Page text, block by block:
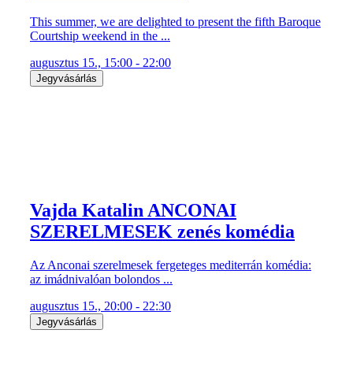
This summer, we are delighted to present the fifth Baroque
Courtship weekend in the ...
augusztus 15., 15:00 - 22:00
Jegyvásárlás
Vajda Katalin ANCONAI
SZERELMESEK zenés komédia
Az Anconai szerelmesek fergeteges mediterrán komédia:
az imádnivalóan bolondos ...
augusztus 15., 20:00 - 22:30
Jegyvásárlás